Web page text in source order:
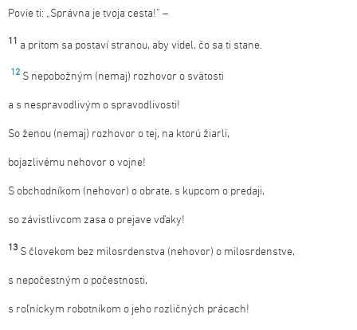
Povie ti: „Správna je tvoja cesta!“ –
11 a pritom sa postaví stranou, aby videl, čo sa ti stane.
12 S nepobožným (nemaj) rozhovor o svätosti
a s nespravodlivým o spravodlivosti!
So ženou (nemaj) rozhovor o tej, na ktorú žiarli,
bojazlivému nehovor o vojne!
S obchodníkom (nehovor) o obrate, s kupcom o predaji,
so závistlivcom zasa o prejave vďaky!
13 S človekom bez milosrdenstva (nehovor) o milosrdenstve,
s nepočestným o počestnosti,
s roľníckym robotníkom o jeho rozličných prácach!